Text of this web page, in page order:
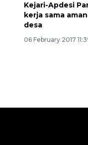
Kejari-Apdesi
kerja sama
desa
06 February 2017